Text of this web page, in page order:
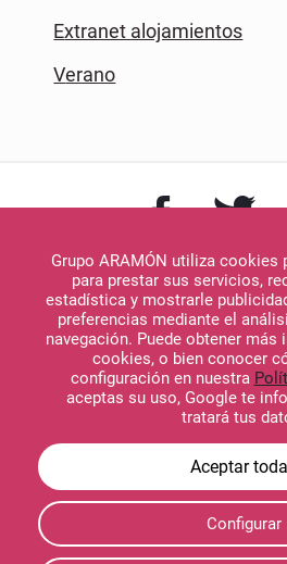
Grupo ARAMÓN utiliza cookies
para prestar sus servicios,
estadística y mostrarle
preferencias mediante el
navegación. Puede obtener
cookies, o bien conocer
configuración en nuestra
aceptas su uso, Google te
tratará tus
Configurar
Extranet alojamientos
Verano